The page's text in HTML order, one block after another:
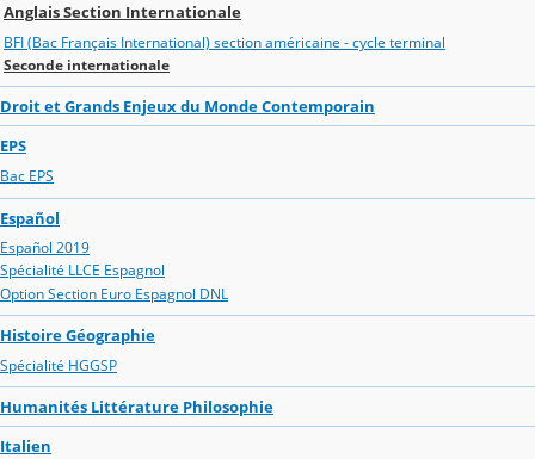
Anglais Section Internationale
BFI (Bac Français International) section américaine - cycle terminal
Seconde internationale
Droit et Grands Enjeux du Monde Contemporain
EPS
Bac EPS
Español
Español 2019
Spécialité LLCE Espagnol
Option Section Euro Espagnol DNL
Histoire Géographie
Spécialité HGGSP
Humanités Littérature Philosophie
Italien